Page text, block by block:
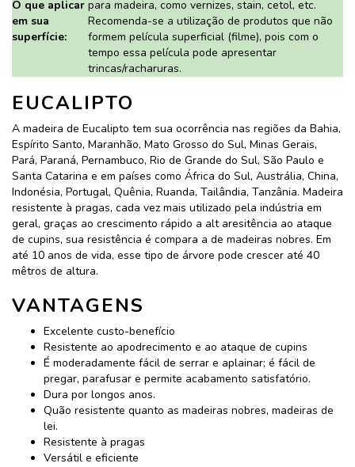
O que aplicar
em sua
superfície:
para madeira, como vernizes, stain, cetol, etc.
Recomenda-se a utilização de produtos que não
formem película superficial (filme), pois com o
tempo essa película pode apresentar
trincas/racharuras.
EUCALIPTO
A madeira de Eucalipto tem sua ocorrência nas regiões da Bahia,
Espírito Santo, Maranhão, Mato Grosso do Sul, Minas Gerais,
Pará, Paraná, Pernambuco, Rio de Grande do Sul, São Paulo e
Santa Catarina e em países como África do Sul, Austrália, China,
Indonésia, Portugal, Quênia, Ruanda, Tailândia, Tanzânia. Madeira
resistente à pragas, cada vez mais utilizado pela indústria em
geral, graças ao crescimento rápido a alt aresitência ao ataque
de cupins, sua resistência é compara a de madeiras nobres. Em
até 10 anos de vida, esse tipo de árvore pode crescer até 40
mêtros de altura.
VANTAGENS
Excelente custo-benefício
Resistente ao apodrecimento e ao ataque de cupins
É moderadamente fácil de serrar e aplainar; é fácil de
pregar, parafusar e permite acabamento satisfatório.
Dura por longos anos.
Quão resistente quanto as madeiras nobres, madeiras de
lei.
Resistente à pragas
Versátil e eficiente